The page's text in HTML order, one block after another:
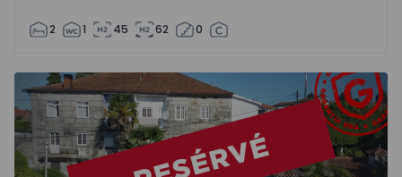
2 1 45 62 0
Appartement T2 Felgueiras, Idães - 1446941 - 1